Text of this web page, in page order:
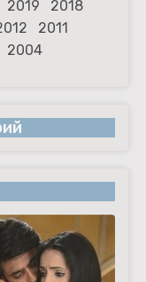
2019
2018
2011
2004